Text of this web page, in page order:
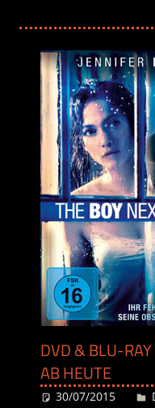
DVD & BLU-RAY
AB HEUTE
30/07/2015